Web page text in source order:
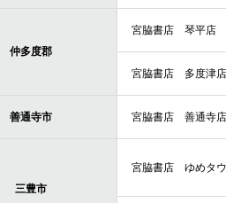
仲多度郡
宮脇書店 琴平店
宮脇書店 多度津店
善通寺市 宮脇書店 善通寺店
三豊市
宮脇書店 ゆめタ